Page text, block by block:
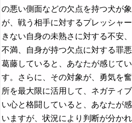
の悪い側面などの欠点を持つ犬が
が、戦う相手に対するプレッシャ
きない自身の未熟さに対する不安
不満、自身が持つ欠点に対する罪
葛藤していると、あなたが感じて
す。さらに、その対象が、勇気を
所を最大限に活用して、ネガティ
い心と格闘していると、あなたが
いますが、状況により判断が分か